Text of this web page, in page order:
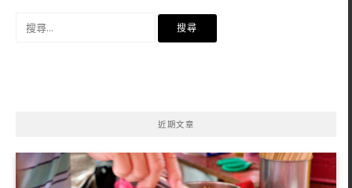
近期文章